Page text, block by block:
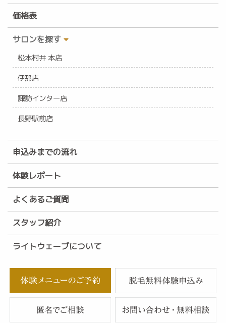
価格表
サロンを探す
松本村井 本店
伊那店
諏訪インター店
長野駅前店
申込みまでの流れ
体験レポート
よくあるご質問
スタッフ紹介
ライトウェーブについて